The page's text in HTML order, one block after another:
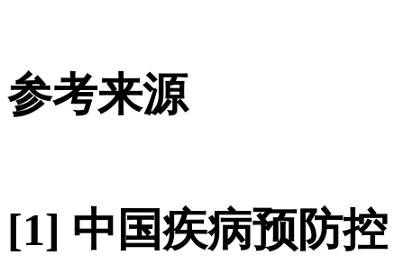
参考来源
[1] 中国疾病预防控